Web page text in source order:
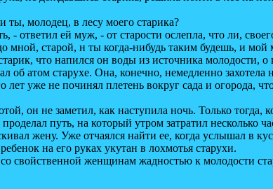
молодец, в лесу моего старика?
ей муж, - от старости ослепла, что ли, своего
старой, н ты когда-нибудь таким будешь, и мой
что напился он воды из источника молодости, о
атом старухе. Она, конечно, немедленно
лет уже не починял плетень вокруг сада и огорода,
он не заметил, как наступила ночь. Только тогда,
путь, на который утром затратил несколько
жену. Уже отчаялся найти ее, когда услышал в
на его руках укутан в лохмотья старухи.
свойственной женщинам жадностью к молодости